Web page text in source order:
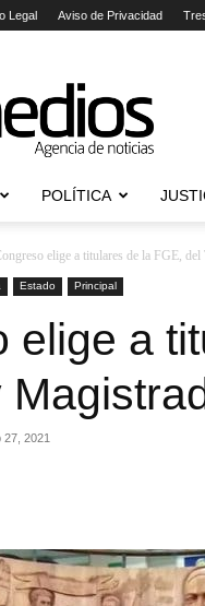
Legal Aviso de Privacidad
Agencia
Noticias
POLÍTICA
elige a titulares de la FGE,
Estado Principal
elige a
27, 2021